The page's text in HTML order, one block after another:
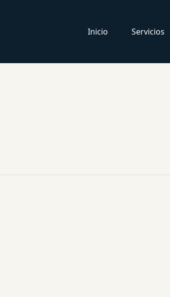
Inicio
Servicios